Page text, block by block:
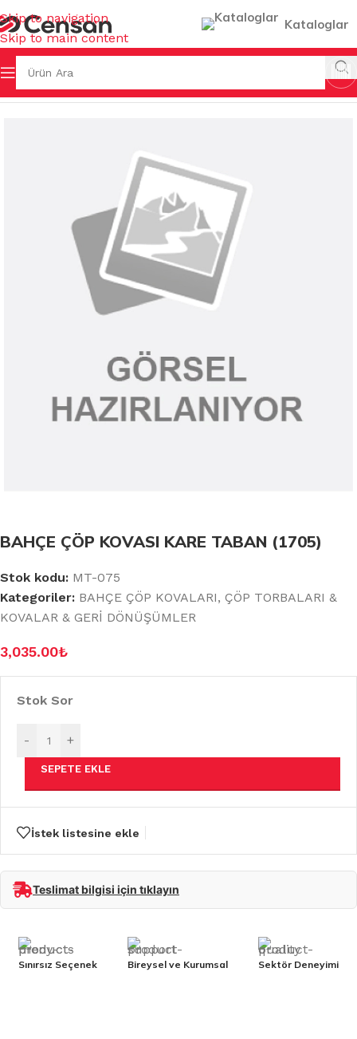
Skip to navigation
Skip to main content
Kataloglar
KOVALAR & GERİ DÖNÜŞÜMLER BAHÇE ÇÖP KOVALARI
BAHÇE ÇÖP KOVASI KARE TABAN (1705)
Stok kodu: MT-075
Kategoriler: BAHÇE ÇÖP KOVALARI, ÇÖP TORBALARI &
KOVALAR & GERİ DÖNÜŞÜMLER
3,035.00₺
Stok Sor
- +
SEPETE EKLE
İstek listesine ekle
Teslimat bilgisi için tıklayın
Sınırsız Seçenek Bireysel ve Kurumsal Sektör Deneyimi